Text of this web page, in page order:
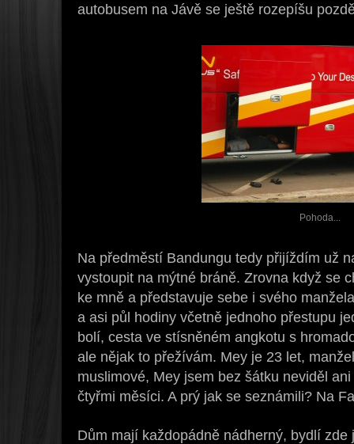
autobusem na Jávě se ještě rozepíšu
Pohoda...
Na předměstí Bandungu tedy přijíždím už
vystoupit na mýtné bráně. Zrovna když se
ke mně a představuje sebe i svého
a asi půl hodiny včetně jednoho přestupu
bolí, cesta ve stísněném angkotu s
ale nějak to přežívám. Mey je 23 let,
muslimové, Mey jsem bez šátku neviděl
čtyřmi měsíci. A prý jak se seznámili? Na
Dům mají každopádně nádherný, bydlí